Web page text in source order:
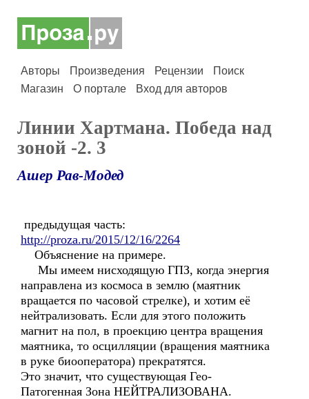
Авторы Произведения Рецензии
Поиск
Магазин
О портале Вход для авторов
Линии Хартмана. Победа над
зоной -2. 3
Ашер Рав-Модед
предыдущая часть:
http://proza.ru/2015/12/16/2264
Объяснение на примере.
Мы имеем нисходящую ГПЗ, когда энергия
направлена из космоса в землю (маятник
вращается по часовой стрелке), и хотим её
нейтрализовать. Если для этого положить
магнит на пол, в проекцию центра вращения
маятника, то осцилляции (вращения маятника
в руке биооператора) прекратятся.
Это значит, что существующая Гео-
Патогенная Зона НЕЙТРАЛИЗОВАНА.